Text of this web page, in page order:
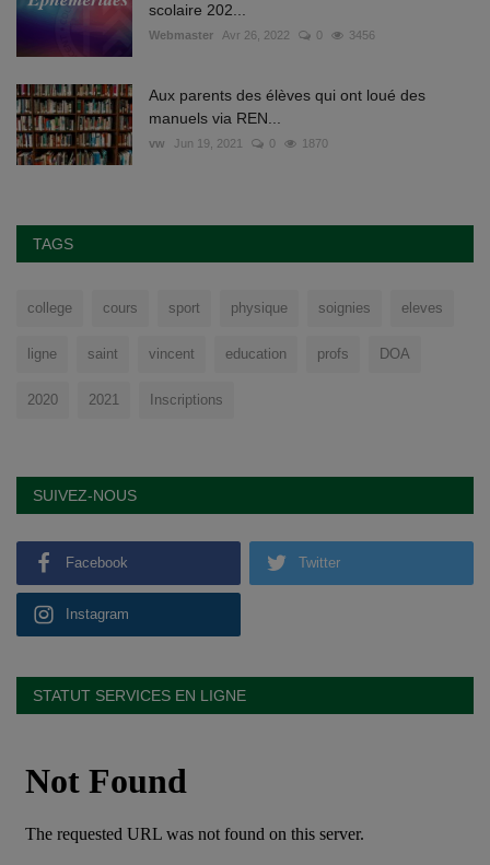
scolaire 202...
Webmaster Avr 26, 2022 0 3456
Aux parents des élèves qui ont loué des
manuels via REN...
vw Jun 19, 2021 0 1870
TAGS
college cours sport physique soignies eleves
ligne saint vincent education profs DOA
2020 2021 Inscriptions
SUIVEZ-NOUS
Facebook Twitter
Instagram
STATUT SERVICES EN LIGNE